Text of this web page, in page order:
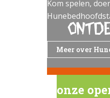
Kom spelen,
Meer over
onze